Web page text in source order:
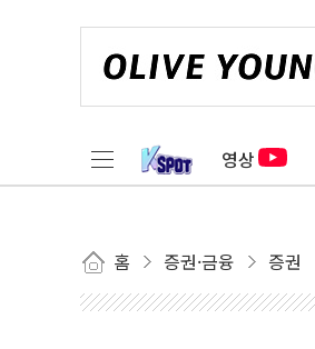
영상
홈 증권·금융 증권